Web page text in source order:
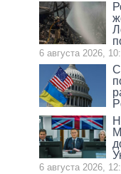
6 августа 2026,
6 августа 2026,